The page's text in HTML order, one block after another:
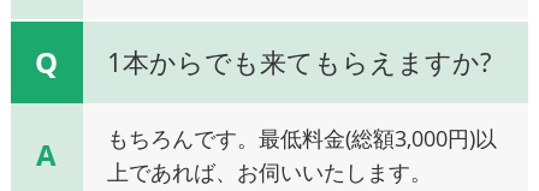
Q 1本からでも来てもらえますか?
A
もちろんです。最低料金(総額3,000円)以
上であれば、お伺いいたします。